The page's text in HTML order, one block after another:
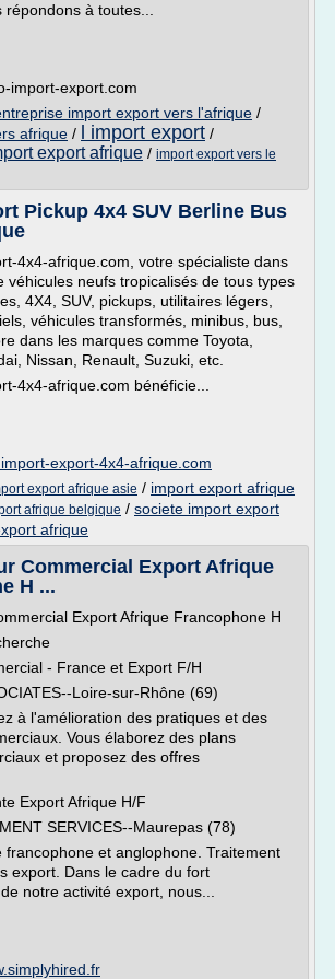
à toutes...
import-export.com
import export vers l'afrique /
afrique / l import export /
export afrique / import export vers le
Pickup 4x4 SUV Berline Bus
4x4-afrique.com, votre spécialiste dans
véhicules neufs tropicalisés de tous types
4X4, SUV, pickups, utilitaires légers,
véhicules transformés, minibus, bus,
dans les marques comme Toyota,
Nissan, Renault, Suzuki, etc.
4x4-afrique.com bénéficie...
export-4x4-afrique.com
export afrique asie / import export afrique
afrique belgique / societe import export
afrique
Commercial Export Afrique
H ...
Export Afrique Francophone H
- France et Export F/H
Loire-sur-Rhône (69)
à l'amélioration des pratiques et des
Vous élaborez des plans
et proposez des offres
Export Afrique H/F
SERVICES--Maurepas (78)
francophone et anglophone. Traitement
export. Dans le cadre du fort
notre activité export, nous...